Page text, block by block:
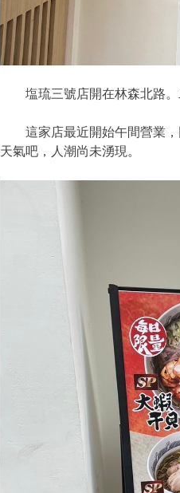
塩琉三號店開在林森北路。
這家店最近開始午間營業，
天氣吧，人潮尚未湧現。